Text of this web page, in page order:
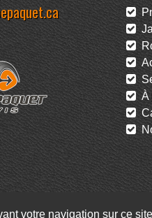
À
votre navigation sur ce